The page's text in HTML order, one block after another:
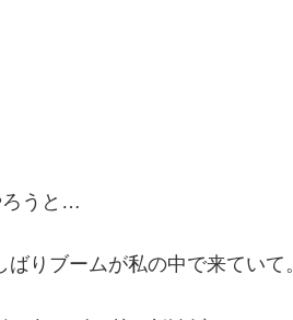
ろうと…
りブームが私の中で来ていて。